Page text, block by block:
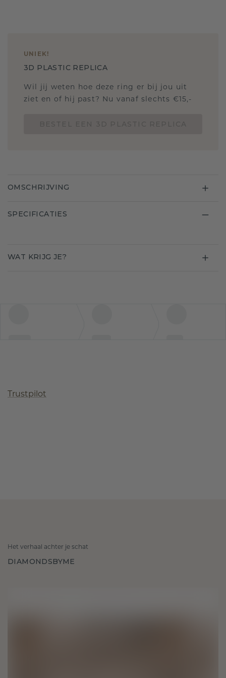
UNIEK!
3D PLASTIC REPLICA
Wil jij weten hoe deze ring er bij jou uit
ziet en of hij past? Nu vanaf slechts €15,-
OMSCHRIJVING
SPECIFICATIES
WAT KRIJG JE?
Trustpilot
Het verhaal achter je schat
DIAMONDSBYME